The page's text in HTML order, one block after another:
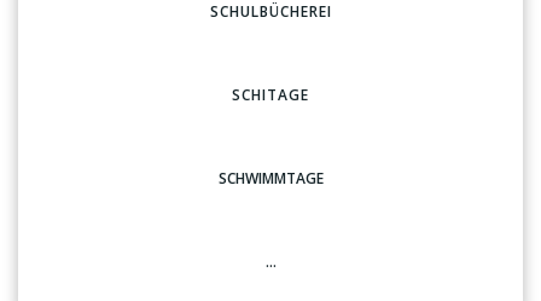
SCHULBÜCHEREI
SCHITAGE
SCHWIMMTAGE
…